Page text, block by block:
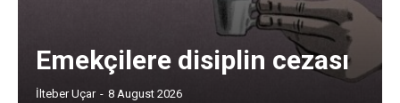
Emekçilere disiplin cezası
İlteber Uçar - 8 August 2026